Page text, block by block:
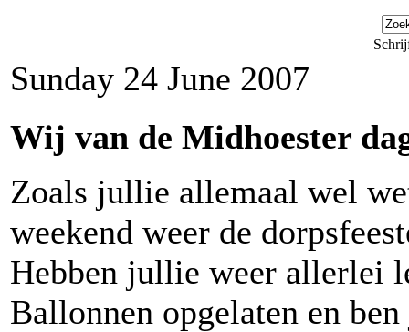
Sunday 24 June 2007
Wij van de Midhoester
Zoals jullie allemaal wel
weekend weer de
Hebben jullie weer allerlei
Ballonnen opgelaten en